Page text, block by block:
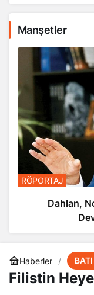
Manşetler
RÖPORTAJ
Dahlan,
Haberler
Filistin